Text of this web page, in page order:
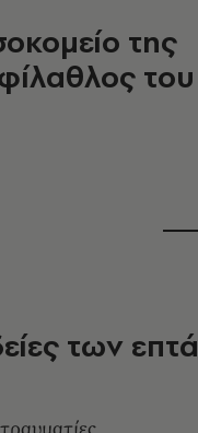
της
του
των επτά